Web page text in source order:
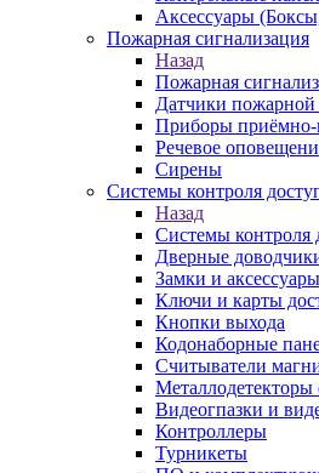
Аксессуары
Пожарная сигнализация
Назад
Пожарная
Датчики пожарной
Приборы приёмно-
Речевое
Сирены
Системы контроля
Назад
Системы контроля
Дверные
Замки и аксессуары
Ключи и карты
Кнопки выхода
Кодонаборные
Считыватели
Видеогпазки и
Контроллеры
Турникеты